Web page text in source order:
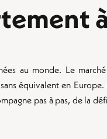
au monde. Le
équivalent en Europe.
pas à pas, de la